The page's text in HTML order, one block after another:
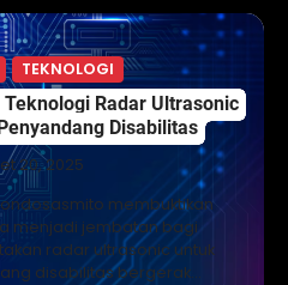
TEKNOLOGI
Radar Ultrasonic
Disabilitas
20, 2025
membuktikan
menjadi jembatan bagi
radar ultrasonic untuk
disabilitas bergerak…